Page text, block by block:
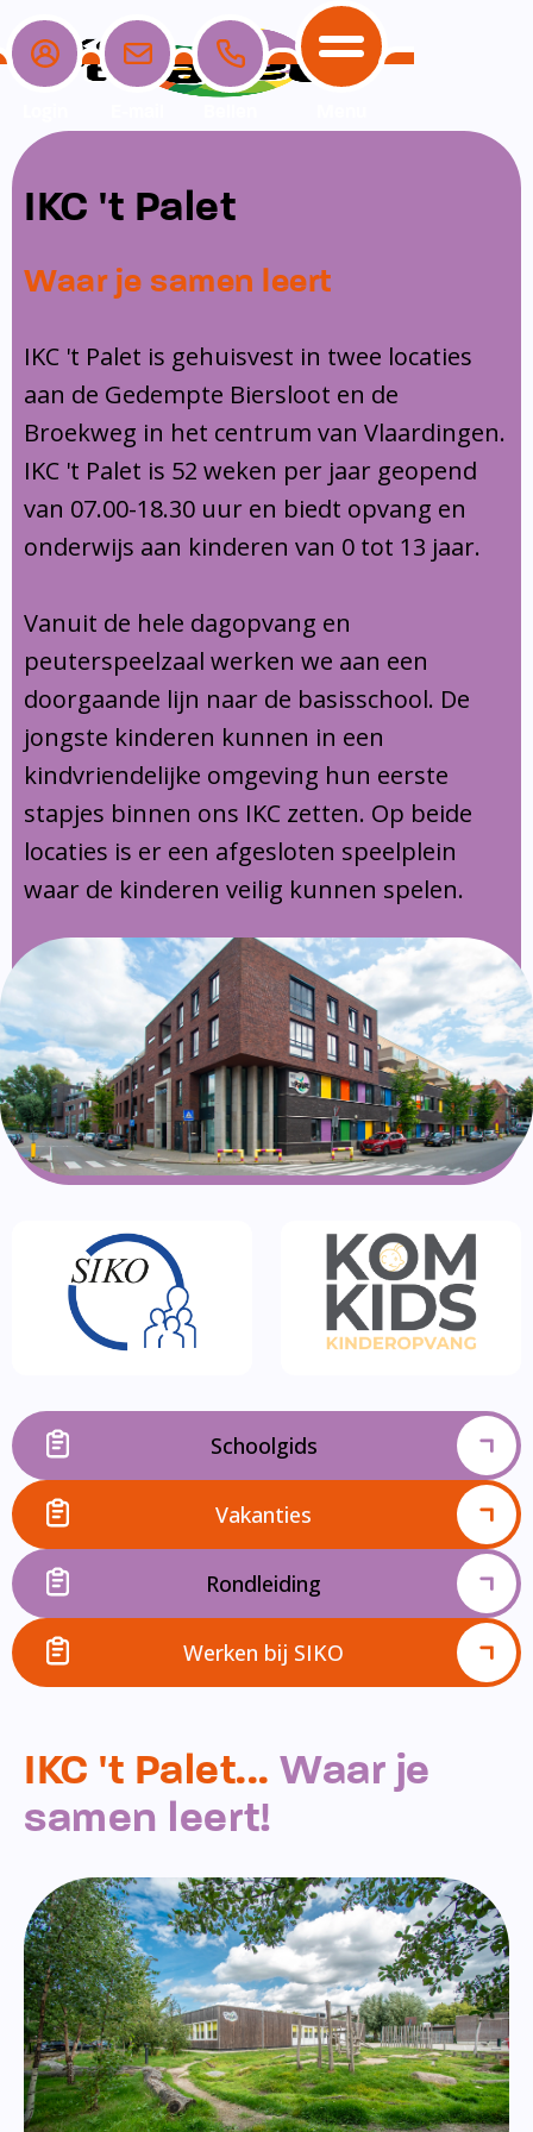
Home
School
Ons team
Schoolgids
Leerlingenzorg
Privacy
Vakanties en lesvrije dagen
Ouders
Ouders
Overblijf
Ouderraad
Medezeggenschapsraad
Klachtenregeling
Opvang
Opvang
Peuterspeelzaal
Buitenschoolse opvang
Communicatie
Communicatie
Contact
IKC 't Palet
Waar je samen leert
IKC 't Palet is gehuisvest in twee locaties
aan de Gedempte Biersloot en de
Broekweg in het centrum van Vlaardingen.
IKC 't Palet is 52 weken per jaar geopend
van 07.00-18.30 uur en biedt opvang en
onderwijs aan kinderen van 0 tot 13 jaar.
Vanuit de hele dagopvang en
peuterspeelzaal werken we aan een
doorgaande lijn naar de basisschool. De
jongste kinderen kunnen in een
kindvriendelijke omgeving hun eerste
stapjes binnen ons IKC zetten. Op beide
locaties is er een afgesloten speelplein
waar de kinderen veilig kunnen spelen.
Schoolgids
Vakanties
Rondleiding
Werken bij SIKO
IKC 't Palet... Waar je
samen leert!